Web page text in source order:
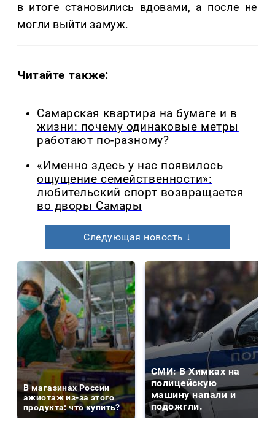
в итоге становились вдовами, а после не
могли выйти замуж.
Читайте также:
Самарская квартира на бумаге и в
жизни: почему одинаковые метры
работают по-разному?
«Именно здесь у нас появилось
ощущение семейственности»:
любительский спорт возвращается
во дворы Самары
Следующая новость ↓
В магазинах России
ажиотаж из-за этого
продукта: что купить?
СМИ: В Химках на
полицейскую
машину напали и
подожгли.